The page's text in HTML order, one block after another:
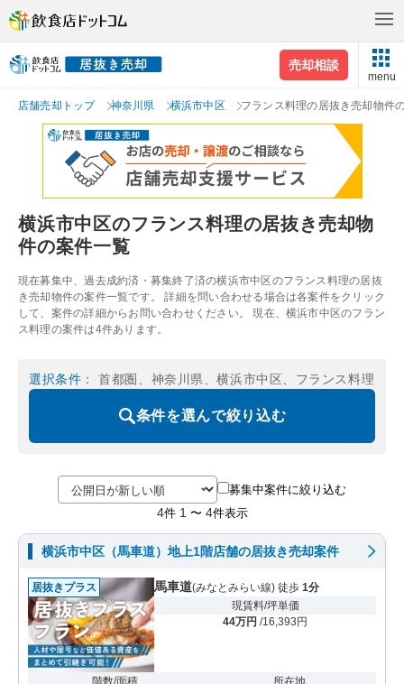
売却相談
menu
店舗売却トップ 神奈川県 横浜市中区 フランス料理の居抜き売却物件
横浜市中区のフランス料理の居抜き売却物
件の案件一覧
現在募集中、過去成約済・募集終了済の横浜市中区のフランス料理の居抜
き売却物件の案件一覧です。 詳細を問い合わせる場合は各案件をクリック
して、案件の詳細からお問い合わせください。 現在、横浜市中区のフラン
ス料理の案件は4件あります。
選択条件 ： 首都圏、神奈川県、横浜市中区、フランス料理
条件を選んで絞り込む
募集中案件に絞り込む
4件 1 〜 4件表示
横浜市中区（馬車道）地上1階店舗の居抜き売却案件
居抜きプラス 馬車道(みなとみらい線) 徒歩 1分
現賃料/坪単価
44万円 /16,393円
階数/面積
所在地